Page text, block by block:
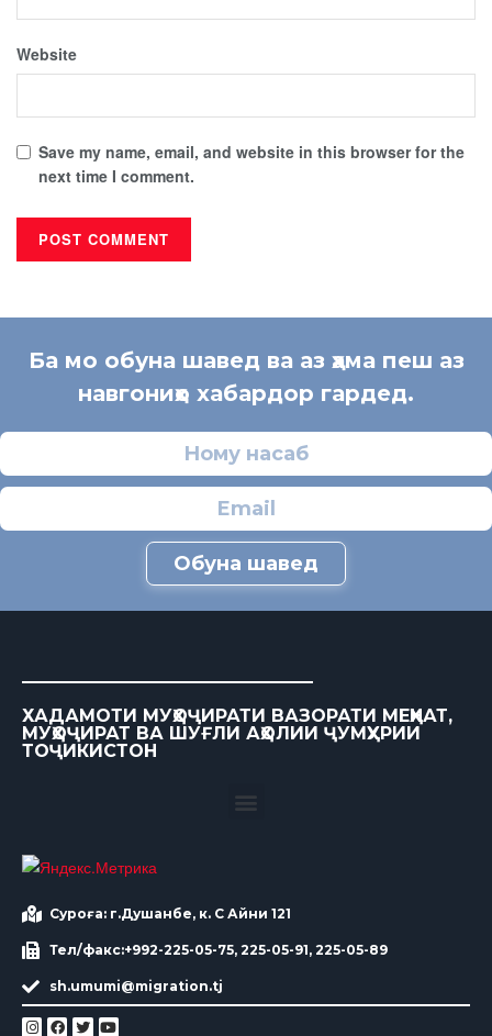
Website
Save my name, email, and website in this browser for the
next time I comment.
Ба мо обуна шавед ва аз ҳама пеш аз
навгониҳо хабардор гардед.
Обуна шавед
ХАДАМОТИ МУҲОҶИРАТИ ВАЗОРАТИ МЕҲНАТ,
МУҲОҶИРАТ ВА ШУҒЛИ АҲОЛИИ ҶУМҲУРИИ
ТОҶИКИСТОН
Суроға: г.Душанбе, к. С Айни 121
Тел/факс:+992-225-05-75, 225-05-91, 225-05-89
sh.umumi@migration.tj